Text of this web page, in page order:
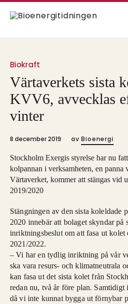
Biokraft
Värtaverkets sista
KVV6, avvecklas
vinter
8 december 2019 av Bioenergi
Stockholm Exergis styrelse har nu
kolpannan i verksamheten, en panna
Värtaverket, kommer att stängas vid
2019/2020
Stängningen av den sista koleldade
2020 innebär att bolaget skyndar på
inriktningsbeslut om att fasa ut kolet
2021/2022.
– Vi har en tydlig inriktning på vår
ska vara resurs- och klimatneutrala
kan fasa ut det sista kolet från
redan nu, två år före plan. Samtidigt
då vi inte kunnat bygga ut förnybar